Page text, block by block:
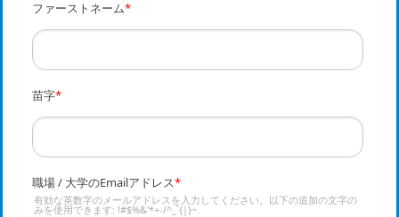
ファーストネーム*
苗字*
職場 / 大学のEmailアドレス*
有効な英数字のメールアドレスを入力してください。以下の追加の文字の
みを使用できます: !#$%&'*+-/^_`{|}~.